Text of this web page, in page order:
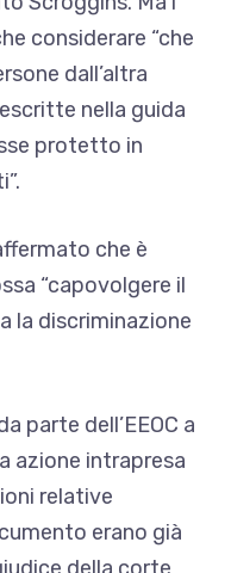
considerare “che
dall’altra
nella guida
protetto in
che è
“capovolgere il
la discriminazione
parte dell’EEOC a
azione intrapresa
relative
erano già
della corte